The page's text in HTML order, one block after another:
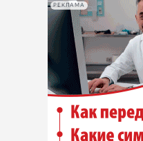
РЕКЛАМА